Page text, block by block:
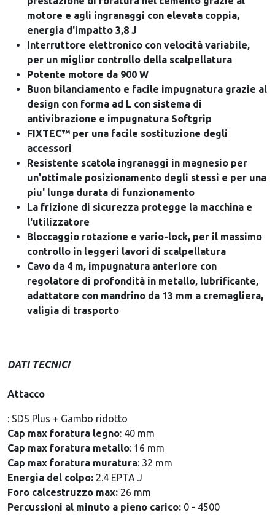
motore e agli ingranaggi con elevata coppia,
energia d'impatto 3,8 J
Interruttore elettronico con velocità variabile,
per un miglior controllo della scalpellatura
Potente motore da 900 W
Buon bilanciamento e facile impugnatura grazie al
design con forma ad L con sistema di
antivibrazione e impugnatura Softgrip
FIXTEC™ per una facile sostituzione degli
accessori
Resistente scatola ingranaggi in magnesio per
un'ottimale posizionamento degli stessi e per una
piu' lunga durata di funzionamento
La frizione di sicurezza protegge la macchina e
l'utilizzatore
Bloccaggio rotazione e vario-lock, per il massimo
controllo in leggeri lavori di scalpellatura
Cavo da 4 m, impugnatura anteriore con
regolatore di profondità in metallo, lubrificante,
adattatore con mandrino da 13 mm a cremagliera,
valigia di trasporto
DATI TECNICI
Attacco
: SDS Plus + Gambo ridotto
Cap max foratura legno: 40 mm
Cap max foratura metallo: 16 mm
Cap max foratura muratura: 32 mm
Energia del colpo: 2.4 EPTA J
Foro calcestruzzo max: 26 mm
Percussioni al minuto a pieno carico: 0 - 4500